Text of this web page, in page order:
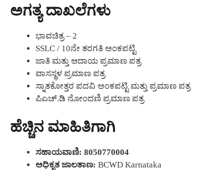
ಅಗತ್ಯ ದಾಖಲೆಗಳು
ಭಾವಚಿತ್ರ – 2
SSLC / 10ನೇ ತರಗತಿ ಅಂಕಪಟ್ಟಿ
ಜಾತಿ ಮತ್ತು ಆದಾಯ ಪ್ರಮಾಣ ಪತ್ರ
ವಾಸಸ್ಥಳ ಪ್ರಮಾಣ ಪತ್ರ
ಸ್ನಾತಕೋತ್ತರ ಪದವಿ ಅಂಕಪಟ್ಟಿ ಮತ್ತು ಪ್ರಮಾಣ ಪತ್ರ
ಪಿಎಚ್.ಡಿ ನೋಂದಣಿ ಪ್ರಮಾಣ ಪತ್ರ
ಹೆಚ್ಚಿನ ಮಾಹಿತಿಗಾಗಿ
ಸಹಾಯವಾಣಿ: 8050770004
ಅಧಿಕೃತ ಜಾಲತಾಣ: BCWD Karnataka